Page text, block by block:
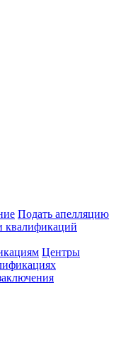
Подать апелляцию
квалификаций
Центры